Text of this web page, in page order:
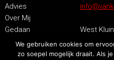
Advies
Over Mij
Gedaan
Contact
West
7641 AP
We gebruiken cookies om
zo soepel mogelijk draait. Als